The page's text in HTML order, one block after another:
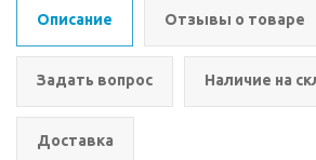
Описание Отзывы о товаре
Задать вопрос Наличие на
Доставка